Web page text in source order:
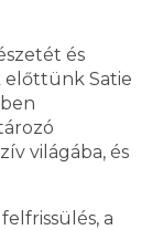
és
előttünk Satie
világába, és
a